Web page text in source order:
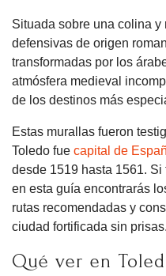
Situada sobre una colina
defensivas de origen
transformadas por los
atmósfera medieval
de los destinos más
Estas murallas fueron
Toledo fue capital de
desde 1519 hasta 1561. Si
en esta guía encontrarás
rutas recomendadas y
ciudad fortificada sin prisas.
Qué ver en